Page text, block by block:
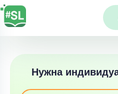
Нужна